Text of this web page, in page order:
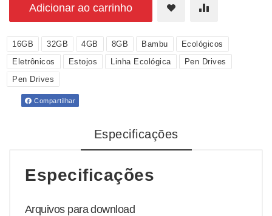
Adicionar ao carrinho
16GB 32GB 4GB 8GB Bambu
Ecológicos
Eletrônicos
Estojos Linha Ecológica
Pen Drives
Pen Drives
Compartilhar
Especificações
Especificações
Arquivos para download